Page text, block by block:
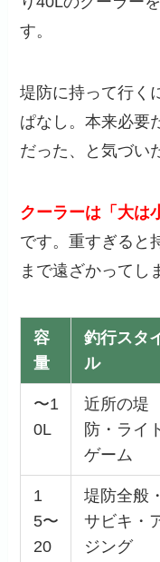
す。
堤防に持って行く
ぱなし。本来必要
だった、と気づい
クーラーは「大は
です。重すぎると
まで遠ざかってし
容
量
釣行スタ
ル
〜1
0L
近所の堤
防・ライ
ゲーム
1
5〜
20
堤防全般・
サビキ・
ジング